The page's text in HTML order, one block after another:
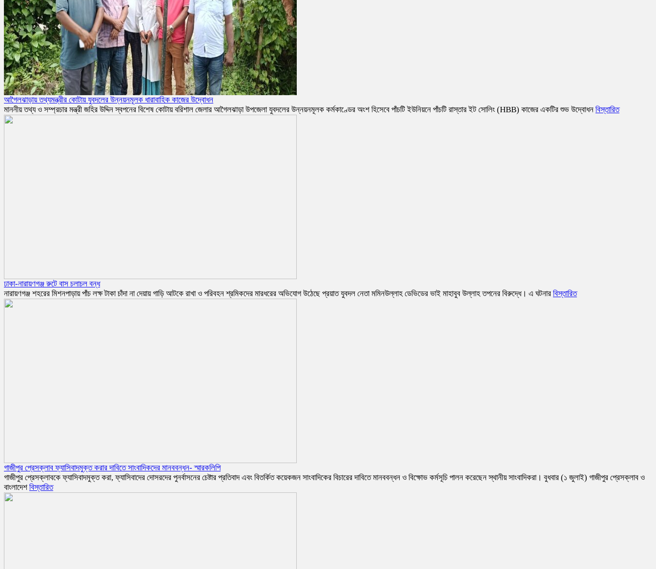
​আগৈলঝাড়ায় তথ্যমন্ত্রীর কোটায় যুবদলের উন্নয়নমূলক ধারাবাহিক কাজের উদ্বোধন
মাননীয় তথ্য ও সম্প্রচার মন্ত্রী জহির উদ্দিন স্বপনের বিশেষ কোটায় বরিশাল জেলার আগৈলঝাড়া উপজেলা যুবদলের উন্নয়নমূলক কর্মকাণ্ডের অংশ হিসেবে পাঁচটি ইউনিয়নে পাঁচটি রাস্তার ইট সোলিং (HBB) কাজের একটির শুভ উদ্বোধন বিস্তারিত
ঢাকা-নারায়ণগঞ্জ রুটে বাস চলাচল বন্ধ
নারায়ণগঞ্জ শহরের মিশনপাড়ায় পাঁচ লক্ষ টাকা চাঁদা না দেয়ায় গাড়ি আটকে রাখা ও পরিবহন শ্রমিকদের মারধরের অভিযোগ উঠেছে প্রয়াত যুবদল নেতা মমিনউল্লাহ ডেভিডের ভাই মাহাবুব উল্লাহ তপনের বিরুদ্ধে। এ ঘটনার বিস্তারিত
গাজীপুর প্রেসক্লাব ফ্যাসিবাদমুক্ত করার দাবিতে সাংবাদিকদের মানববন্ধন- স্মারকলিপি
গাজীপুর প্রেসক্লাবকে ফ্যাসিবাদমুক্ত করা, ফ্যাসিবাদের দোসরদের পুনর্বাসনের চেষ্টার প্রতিবাদ এবং বিতর্কিত কয়েকজন সাংবাদিকের বিচারের দাবিতে মানববন্ধন ও বিক্ষোভ কর্মসূচি পালন করেছেন স্থানীয় সাংবাদিকরা। বুধবার (১ জুলাই) গাজীপুর প্রেসক্লাব ও
বাংলাদেশ বিস্তারিত